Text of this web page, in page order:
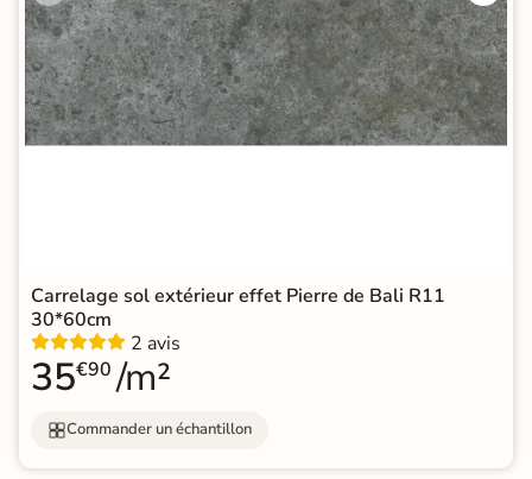
Carrelage sol extérieur effet Pierre de Bali R11
30*60cm
2 avis
35€90 /m²
Commander un échantillon